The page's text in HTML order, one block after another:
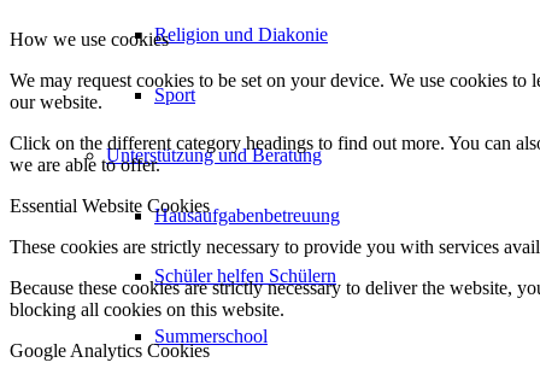
Religion und Diakonie
Sport
Unterstützung und Beratung
Hausaufgabenbetreuung
Schüler helfen Schülern
Summerschool
How we use cookies
We may request cookies to be set on your device. We use cookies
our website.
Click on the different category headings to find out more. You can
we are able to offer.
Essential Website Cookies
These cookies are strictly necessary to provide you with services
Because these cookies are strictly necessary to deliver the website,
blocking all cookies on this website.
Google Analytics Cookies